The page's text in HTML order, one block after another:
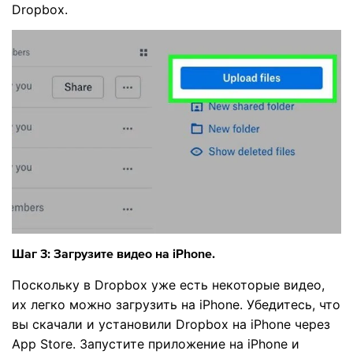
Dropbox.
Шаг 3: Загрузите видео на iPhone.
Поскольку в Dropbox уже есть некоторые видео,
их легко можно загрузить на iPhone. Убедитесь, что
вы скачали и установили Dropbox на iPhone через
App Store. Запустите приложение на iPhone и